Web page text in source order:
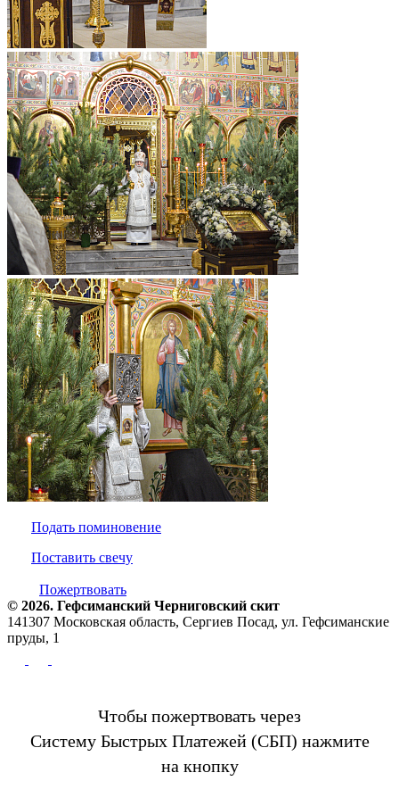
Подать поминовение
Поставить свечу
Пожертвовать
© 2026. Гефсиманский Черниговский cкит
141307 Московская область, Сергиев Посад, ул. Гефсиманские
пруды, 1
Чтобы пожертвовать через
Систему Быстрых Платежей (СБП) нажмите
на кнопку